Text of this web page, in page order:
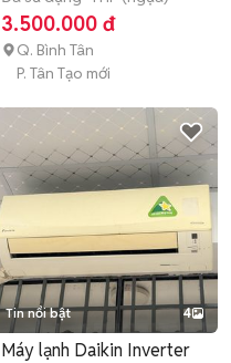
3.500.000 đ
Q. Bình Tân
P. Tân Tạo mới
Tin nổi bật 4
Máy lạnh Daikin Inverter